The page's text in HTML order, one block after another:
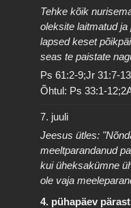
Tehke kõik
oleksite laitmatud
lapsed keset
seas te paistate
Ps 61:2-9;Jr 31:7-
Õhtul: Ps 33:1-
7. juuli
Jeesus ütles:
meeltparandanud
kui üheksakümne
ole vaja
4. pühapäev